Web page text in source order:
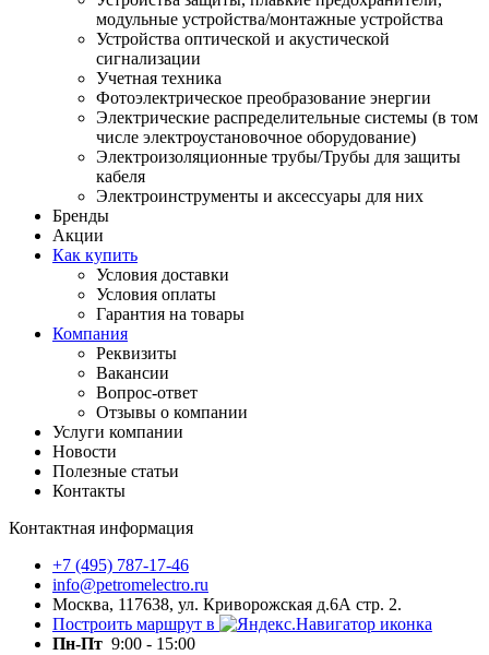
модульные устройства/монтажные устройства
Устройства оптической и акустической
сигнализации
Учетная техника
Фотоэлектрическое преобразование энергии
Электрические распределительные системы (в том
числе электроустановочное оборудование)
Электроизоляционные трубы/Трубы для защиты
кабеля
Электроинструменты и аксессуары для них
Бренды
Акции
Как купить
Условия доставки
Условия оплаты
Гарантия на товары
Компания
Реквизиты
Вакансии
Вопрос-ответ
Отзывы о компании
Услуги компании
Новости
Полезные статьи
Контакты
Контактная информация
+7 (495) 787-17-46
info@petromelectro.ru
Москва, 117638, ул. Криворожская д.6А стр. 2.
Построить маршрут в
Пн-Пт 9:00 - 15:00